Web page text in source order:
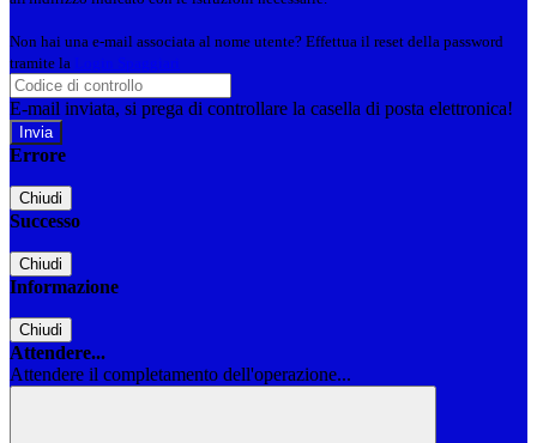
Non hai una e-mail associata al nome utente? Effettua il reset della password
tramite la Login Spaggiari
E-mail inviata, si prega di controllare la casella di posta elettronica!
Errore
Chiudi
Successo
Chiudi
Informazione
Chiudi
Attendere...
Attendere il completamento dell'operazione...